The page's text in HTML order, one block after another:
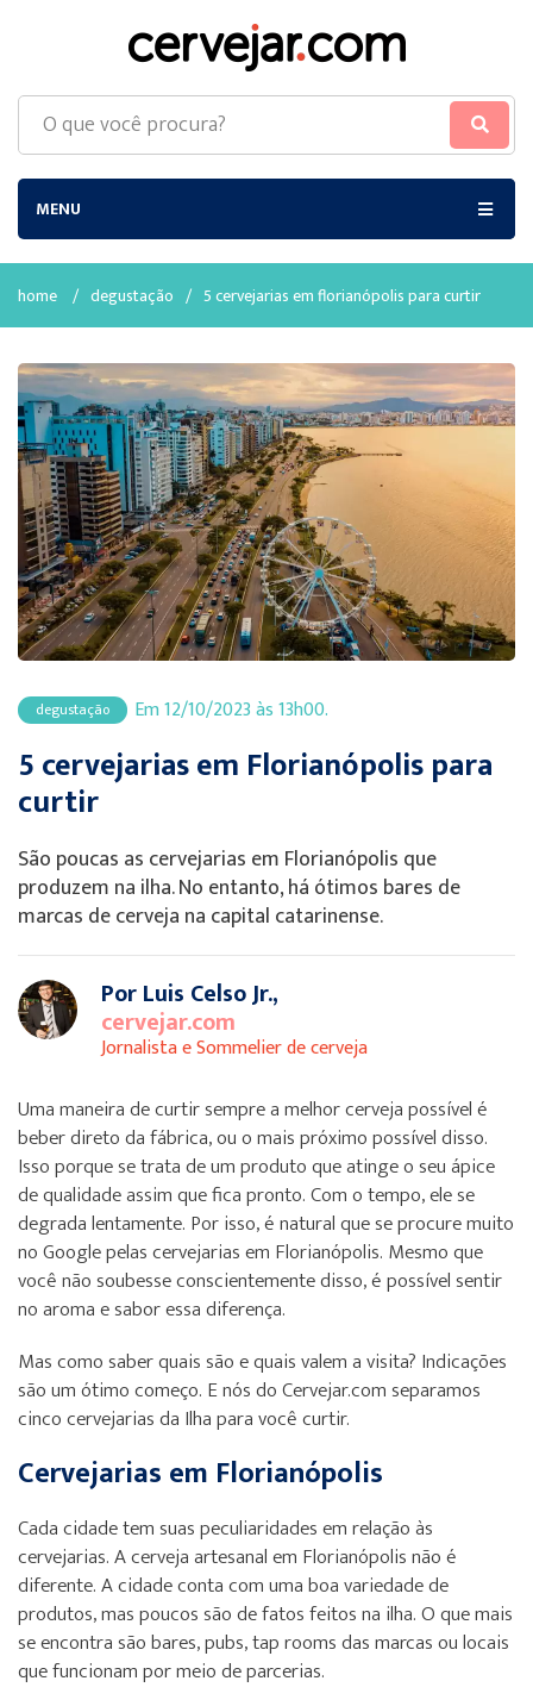
MENU
home / degustação / 5 cervejarias em florianópolis para curtir
degustação Em 12/10/2023 às 13h00.
5 cervejarias em Florianópolis para
curtir
São poucas as cervejarias em Florianópolis que
produzem na ilha. No entanto, há ótimos bares de
marcas de cerveja na capital catarinense.
Por Luis Celso Jr.,
cervejar.com
Jornalista e Sommelier de cerveja
Uma maneira de curtir sempre a melhor cerveja possível é
beber direto da fábrica, ou o mais próximo possível disso.
Isso porque se trata de um produto que atinge o seu ápice
de qualidade assim que fica pronto. Com o tempo, ele se
degrada lentamente. Por isso, é natural que se procure muito
no Google pelas cervejarias em Florianópolis. Mesmo que
você não soubesse conscientemente disso, é possível sentir
no aroma e sabor essa diferença.
Mas como saber quais são e quais valem a visita? Indicações
são um ótimo começo. E nós do Cervejar.com separamos
cinco cervejarias da Ilha para você curtir.
Cervejarias em Florianópolis
Cada cidade tem suas peculiaridades em relação às
cervejarias. A cerveja artesanal em Florianópolis não é
diferente. A cidade conta com uma boa variedade de
produtos, mas poucos são de fatos feitos na ilha. O que mais
se encontra são bares, pubs, tap rooms das marcas ou locais
que funcionam por meio de parcerias.